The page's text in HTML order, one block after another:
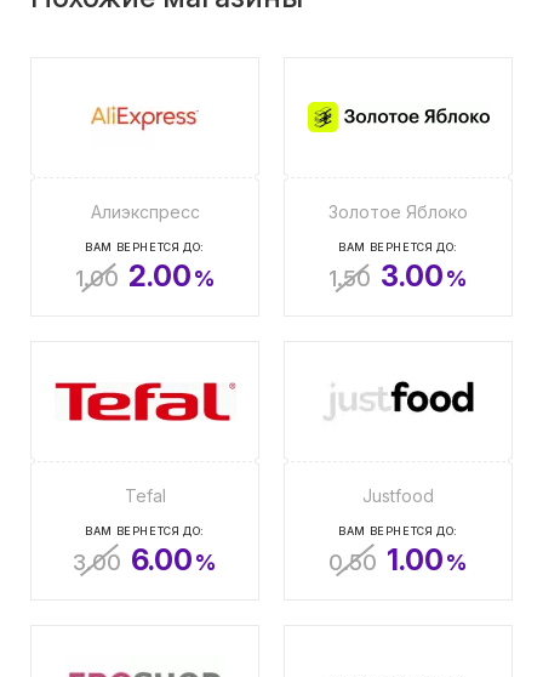
Алиэкспресс
ВАМ ВЕРНЕТСЯ ДО:
1.00 2.00%
Золотое Яблоко
ВАМ ВЕРНЕТСЯ ДО:
1.50 3.00%
Tefal
ВАМ ВЕРНЕТСЯ ДО:
3.00 6.00%
Justfood
ВАМ ВЕРНЕТСЯ ДО:
0.50 1.00%